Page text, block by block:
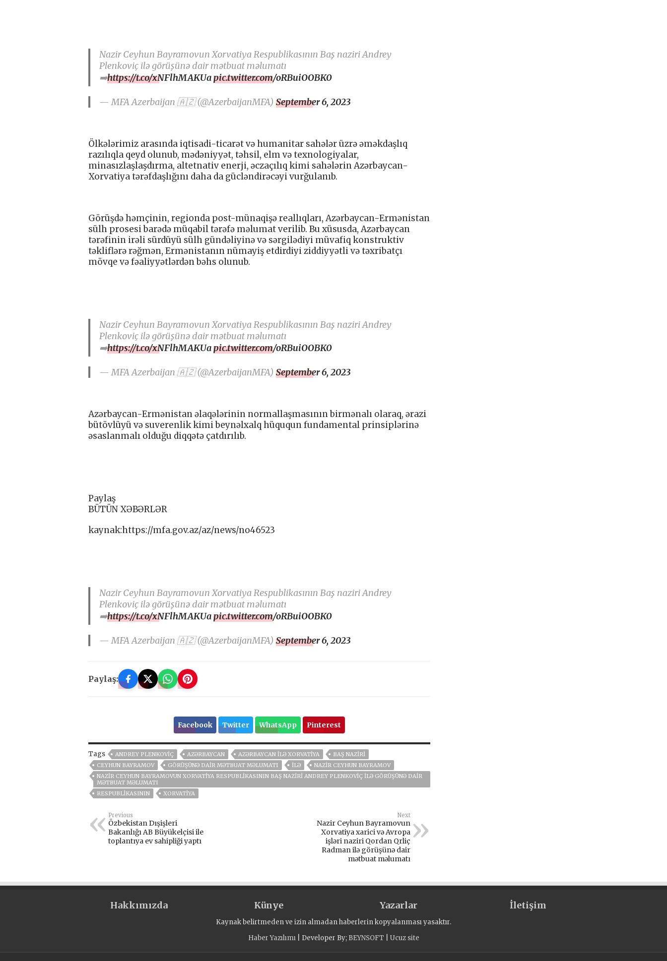
Nazir Ceyhun Bayramovun Xorvatiya Respublikasının Baş naziri Andrey
Plenkoviç ilə görüşünə dair mətbuat məlumatı
➡️https://t.co/xNFlhMAKUapic.twitter.com/oRBuiOOBK0
— MFA Azerbaijan 🇦🇿 (@AzerbaijanMFA) September 6, 2023
Ölkələrimiz arasında iqtisadi-ticarət və humanitar sahələr üzrə əməkdaşlıq
razılıqla qeyd olunub, mədəniyyət, təhsil, elm və texnologiyalar,
minasızlaşlaşdırma, altetnativ enerji, əczaçılıq kimi sahələrin Azərbaycan-
Xorvatiya tərəfdaşlığını daha da gücləndirəcəyi vurğulanıb.
Görüşdə həmçinin, regionda post-münaqişə reallıqları, Azərbaycan-Ermənistan
sülh prosesi barədə müqabil tərəfə məlumat verilib. Bu xüsusda, Azərbaycan
tərəfinin irəli sürdüyü sülh gündəliyinə və sərgilədiyi müvafiq konstruktiv
təkliflərə rəğmən, Ermənistanın nümayiş etdirdiyi ziddiyyətli və təxribatçı
mövqe və fəaliyyətlərdən bəhs olunub.
Nazir Ceyhun Bayramovun Xorvatiya Respublikasının Baş naziri Andrey
Plenkoviç ilə görüşünə dair mətbuat məlumatı
➡️https://t.co/xNFlhMAKUapic.twitter.com/oRBuiOOBK0
— MFA Azerbaijan 🇦🇿 (@AzerbaijanMFA) September 6, 2023
Azərbaycan-Ermənistan əlaqələrinin normallaşmasının birmənalı olaraq, ərazi
bütövlüyü və suverenlik kimi beynəlxalq hüququn fundamental prinsiplərinə
əsaslanmalı olduğu diqqətə çatdırılıb.
Paylaş
BÜTÜN XƏBƏRLƏR
kaynak:https://mfa.gov.az/az/news/no46523
Nazir Ceyhun Bayramovun Xorvatiya Respublikasının Baş naziri Andrey
Plenkoviç ilə görüşünə dair mətbuat məlumatı
➡️https://t.co/xNFlhMAKUapic.twitter.com/oRBuiOOBK0
— MFA Azerbaijan 🇦🇿 (@AzerbaijanMFA) September 6, 2023
Paylaş:
Facebook Twitter WhatsApp Pinterest
Tags ANDREY PLENKOVIÇ AZƏRBAYCAN AZƏRBAYCAN ILƏ XORVATIYA
BAŞ NAZIRI
CEYHUN BAYRAMOV
GÖRÜŞÜNƏ DAIR MƏTBUAT MƏLUMATI ILƏ
NAZIR CEYHUN BAYRAMOV
NAZIR CEYHUN BAYRAMOVUN XORVATIYA RESPUBLIKASININ BAŞ NAZIRI ANDREY PLENKOVIÇ ILƏ GÖRÜŞÜNƏ DAIR
MƏTBUAT MƏLUMATI
RESPUBLIKASININ
XORVATIYA
Previous
Özbekistan Dışişleri
Bakanlığı AB Büyükelçisi ile
toplantıya ev sahipliği yaptı
Next
Nazir Ceyhun Bayramovun
Xorvatiya xarici və Avropa
işləri naziri Qordan Qrliç
Radman ilə görüşünə dair
mətbuat məlumatı
Hakkımızda Künye Yazarlar İletişim
Kaynak belirtmeden ve izin almadan haberlerin kopyalanması yasaktır.
Haber Yazılımı| Developer By; BEYNSOFT Ucuz site